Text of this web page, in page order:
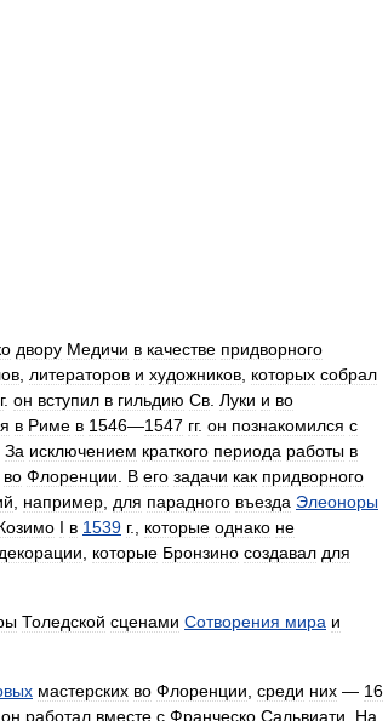
двору Медичи в качестве придворного
литераторов и художников которых собрал
г. он вступил в гильдию Св Луки и во
в Риме в 1546—1547 гг. он познакомился с
За исключением краткого периода работы в
во Флоренции В его задачи как придворного
например для парадного въезда Элеоноры
I в 1539 г., которые однако не
декорации которые Бронзино создавал для
Толедской сценами Сотворения мира и
мастерских во Флоренции среди них — 16
он работал вместе с Франческо Сальвиати
На